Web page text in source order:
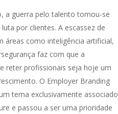
a guerra pelo talento tornou-se
por clientes. A escassez de
áreas como inteligência artificial,
faz com que a
reter profissionais seja hoje um
O Employer Branding
tema exclusivamente associado
e passou a ser uma prioridade